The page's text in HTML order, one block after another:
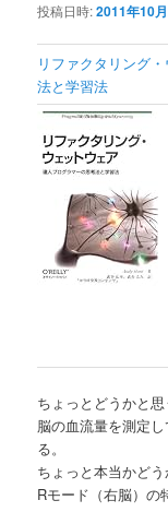
投稿日時:2011年10
リファクタリング
法と学習法
ちょっとどうかと
脳の血流量を測定
る。
ちょっと本当かど
Rモード（右脳）の